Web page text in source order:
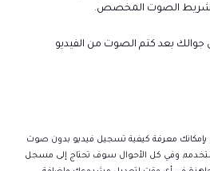
شريط الصوت المخصص.
بعد كتم الصوت من الفيديو
معرفة كيفية تسجيل فيديو بدون صوت
وفي كل الأحوال سوف تحتاج إلى مسجل